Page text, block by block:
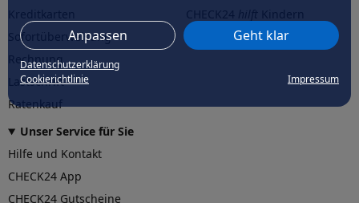
Anpassen Geht klar
Datenschutzerklärung
Cookierichtlinie
Impressum
Sofortüberweisung
Rechnung
Lastschrift
Ratenkauf
CHECK24hilftder Natur
Unser Service für Sie
Hilfe und Kontakt
CHECK24 App
CHECK24 Gutscheine